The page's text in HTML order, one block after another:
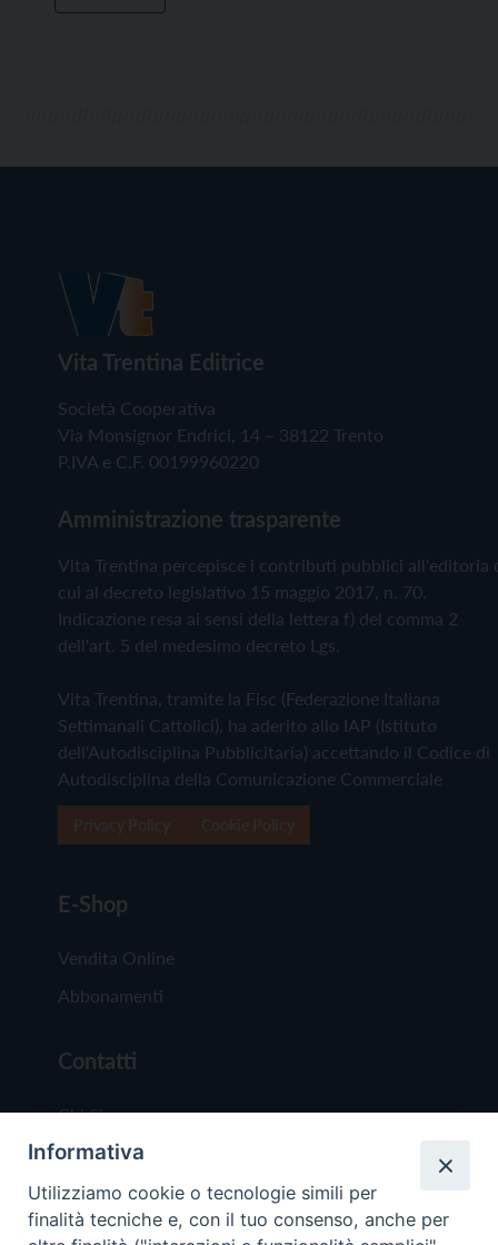
Vita Trentina Editrice
Società Cooperativa
Via Monsignor Endrici, 14 – 38122 Trento
P.IVA e C.F. 00199960220
Amministrazione trasparente
Vita Trentina percepisce i contributi pubblici all'editoria
cui al decreto legislativo 15 maggio 2017, n. 70.
Indicazione resa ai sensi della lettera f) del comma 2
dell'art. 5 del medesimo decreto Lgs.
Vita Trentina, tramite la Fisc (Federazione Italiana
Settimanali Cattolici), ha aderito allo IAP (Istituto
dell'Autodisciplina Pubblicitaria) accettando il Codice di
Autodisciplina della Comunicazione Commerciale
E-Shop
Vendita Online
Abbonamenti
Contatti
Chi Siamo
Redazione
Scrivici
Informativa
Utilizziamo cookie o tecnologie simili per
finalità tecniche e, con il tuo consenso, anche per